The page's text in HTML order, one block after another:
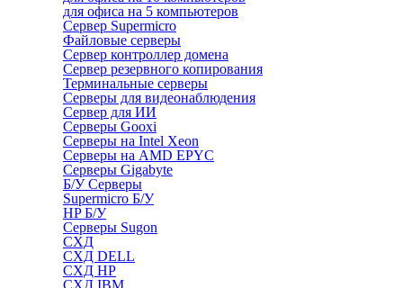
для офиса на 5 компьютеров
Сервер Supermicro
Файловые серверы
Сервер контроллер домена
Сервер резервного копирования
Терминальные серверы
Серверы для видеонаблюдения
Сервер для ИИ
Серверы Gooxi
Серверы на Intel Xeon
Серверы на AMD EPYC
Серверы Gigabyte
Б/У Серверы
Supermicro Б/У
HP Б/У
Серверы Sugon
СХД
СХД DELL
СХД HP
СХД IBM